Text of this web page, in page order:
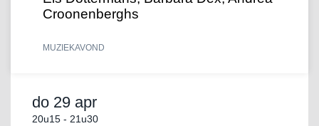
Croonenberghs
MUZIEKAVOND
do 29 apr
20u15 - 21u30